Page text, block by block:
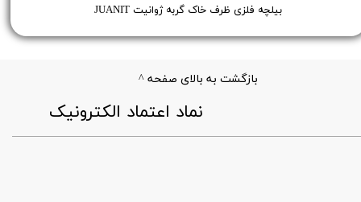
بیلچه فلزی ظرف خاک گربه ژوانیت JUANIT
بازگشت به بالای صفحه ^
​نماد اعتماد الکترونیک